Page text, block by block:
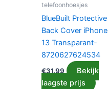
telefoonhoesjes
BlueBuilt Protective
Back Cover iPhone
13 Transparant-
8720627624534
€31.99
Bekijk
laagste prijs